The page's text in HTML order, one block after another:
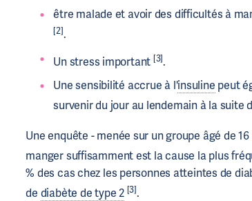
être malade et avoir des difficultés à
[2].
Un stress important [3].
Une sensibilité accrue à l'insuline peut
survenir du jour au lendemain à la suite
Une enquête - menée sur un groupe âgé de
manger suffisamment est la cause la plus
% des cas chez les personnes atteintes de
de diabète de type 2 [3].